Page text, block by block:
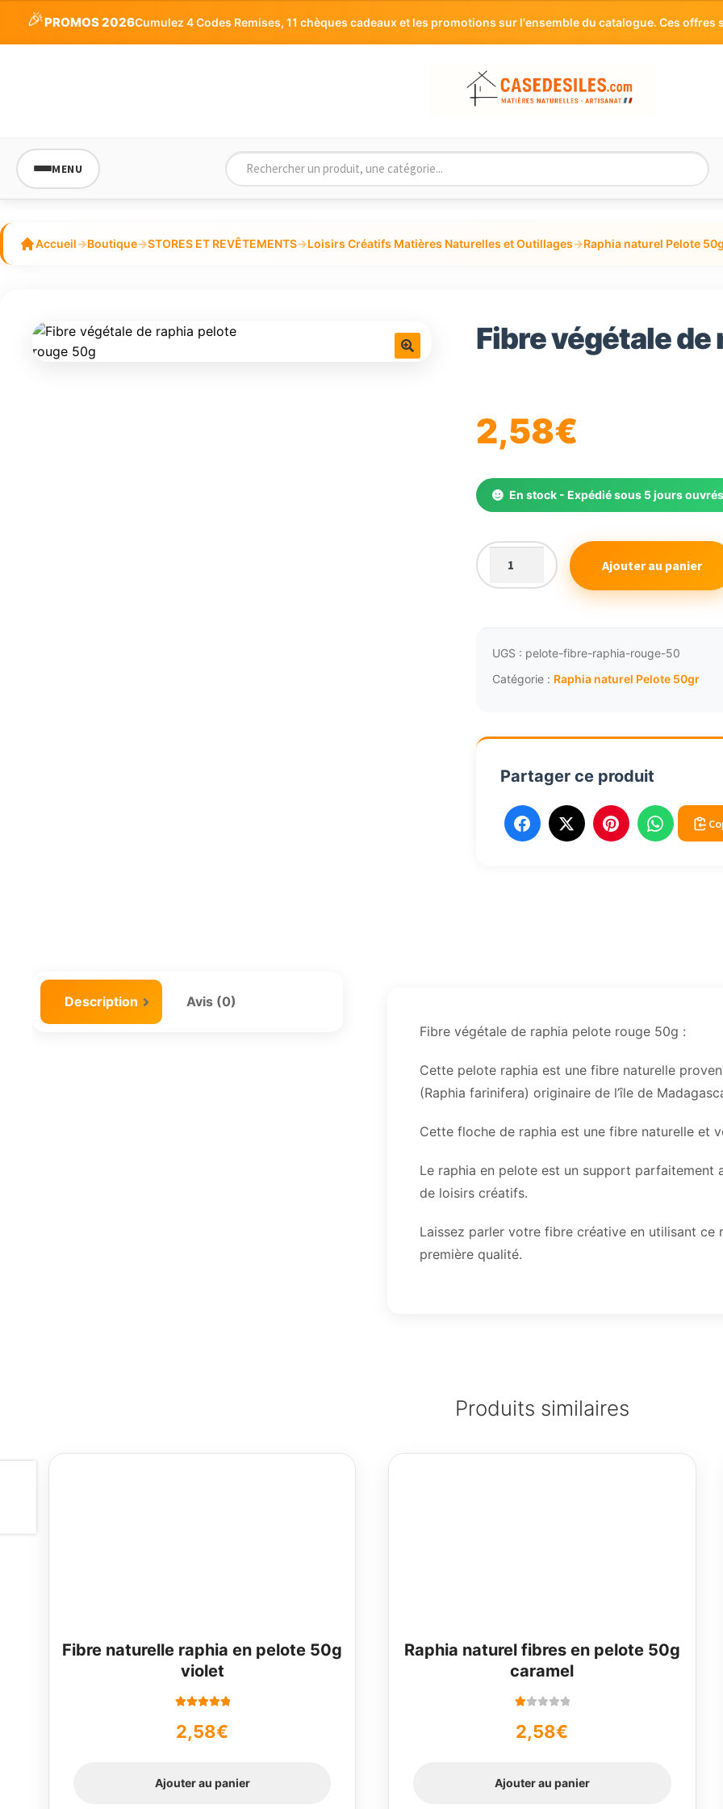
🎉PROMOS 2026Cumulez 4 Codes Remises, 11 chèques cadeaux et les promotions sur l'ensemble du catalogue. Ces
MENU
Accueil→Boutique→STORES ET REVÊTEMENTS→Loisirs Créatifs Matières Naturelles et Outillages→Raphia naturel Pelote
Fibre végétale
2,58€
En stock - Expédié sous 5 jours
quantité
de
de
raphia
50g
Ajouter au panier
UGS : pelote-fibre-raphia-rouge-50
Catégorie : Raphia naturel Pelote 50gr
Partager ce produit
Description
Avis (0)
Fibre végétale de raphia pelote rouge 50g :
Cette pelote raphia est une fibre naturelle
(Raphia farinifera) originaire de l’île de
Cette floche de raphia est une fibre naturelle et
Le raphia en pelote est un support parfaitement
de loisirs créatifs.
Laissez parler votre fibre créative en utilisant
première qualité.
Produits similaires
Fibre naturelle raphia en pelote 50g
violet
5
2,58€
Ajouter au panier
Raphia naturel fibres en pelote 50g
caramel
ot
00
2,58€
Ajouter au panier